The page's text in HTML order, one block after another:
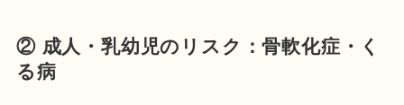
② 成人・乳幼児のリスク：骨軟化症・く
る病